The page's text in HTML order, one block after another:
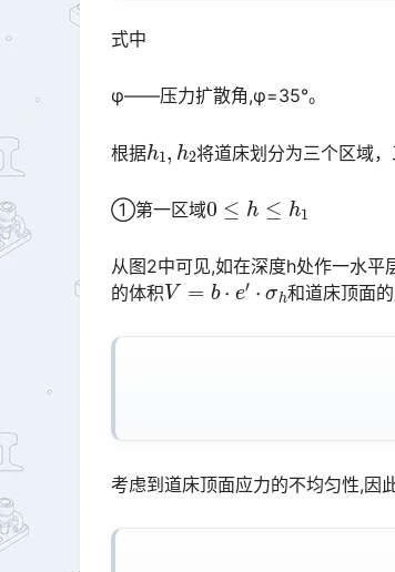
式中
φ——压力扩散角,φ=35°。
根据h h 2
将道床划分为三个区域
①第一区域0 h ≤ 1
从图2中可见,如在深度h处作一水
的体积V=b⋅e′⋅σh 和道床顶面
考虑到道床顶面应力的不均匀性,因